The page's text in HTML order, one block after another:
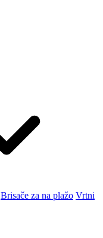
Brisače za na plažo Vrtni